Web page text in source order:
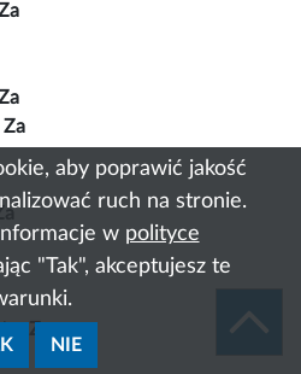
aby poprawić jakość
ruch na stronie.
w polityce
"Tak", akceptujesz te
NIE
Za